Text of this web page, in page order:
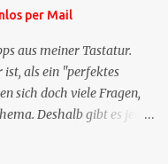
per Mail
aus meiner Tastatur.
als ein "perfektes
sich doch viele Fragen,
Deshalb gibt es jetzt